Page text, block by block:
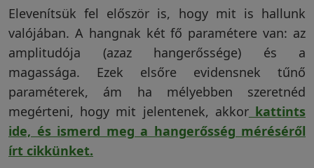
GPS
nyomkövetés
Kiegészítők
Garanciáink
Elevenítsük fel először is, hogy mit is hallunk
valójában. A hangnak két fő paramétere van: az
amplitudója (azaz hangerőssége) és a
magassága. Ezek elsőre evidensnek tűnő
paraméterek, ám ha mélyebben szeretnéd
megérteni, hogy mit jelentenek, akkorkattints
ide, és ismerd meg a hangerősség méréséről
írt cikkünket.